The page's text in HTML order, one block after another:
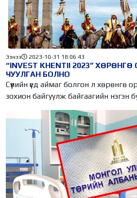
“INVEST KHENTII 2023”
ЧУУЛГАН БОЛНО
Ээнээ 2023-10-31 18:06:43
Сүүлийн үед аймаг болгон л хөрөнгө